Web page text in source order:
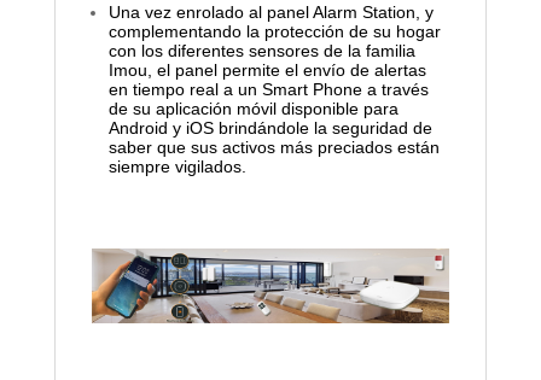
Una vez enrolado al panel Alarm Station, y
complementando la protección de su hogar
con los diferentes sensores de la familia
Imou, el panel permite el envío de alertas
en tiempo real a un Smart Phone a través
de su aplicación móvil disponible para
Android y iOS brindándole la seguridad de
saber que sus activos más preciados están
siempre vigilados.